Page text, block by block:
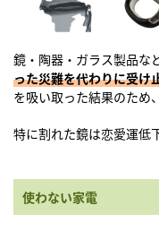
鏡・陶器・ガラス製品な
った災難を代わりに受け
を吸い取った結果のため
特に割れた鏡は恋愛運低
使わない家電